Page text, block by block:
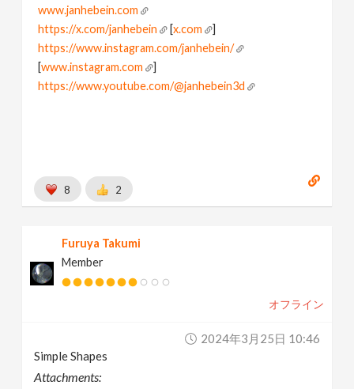
www.janhebein.com
https://x.com/janhebein
[x.com
]
https://www.instagram.com/janhebein/
[www.instagram.com
]
https://www.youtube.com/@janhebein3d
8 2
Furuya Takumi
Member
オフライン
2024年3月25日 10:46
Simple Shapes
Attachments: